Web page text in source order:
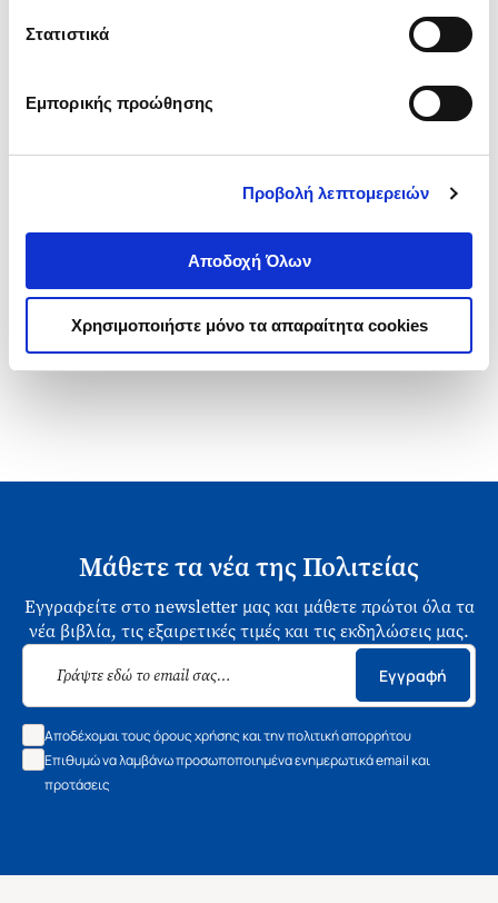
Στατιστικά
Εμπορικής προώθησης
Προβολή λεπτομερειών
Αποδοχή Όλων
Χρησιμοποιήστε μόνο τα απαραίτητα cookies
Τιμή Έκδοσης
15
Τιμή Πολιτείας
1-1 από 1 προϊόντα
Μάθετε τα νέα της Πολιτείας
Εγγραφείτε στο newsletter μας και μάθετε πρώτοι όλα τα
νέα βιβλία, τις εξαιρετικές τιμές και τις εκδηλώσεις μας.
Εγγραφή
Αποδέχομαι τους όρους χρήσης και την πολιτική απορρήτου
Επιθυμώ να λαμβάνω προσωποποιημένα ενημερωτικά email και
προτάσεις